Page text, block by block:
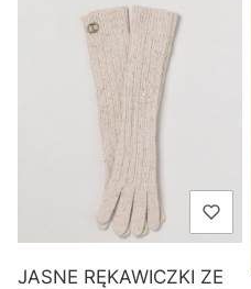
JASNE RĘKAWICZKI ZE